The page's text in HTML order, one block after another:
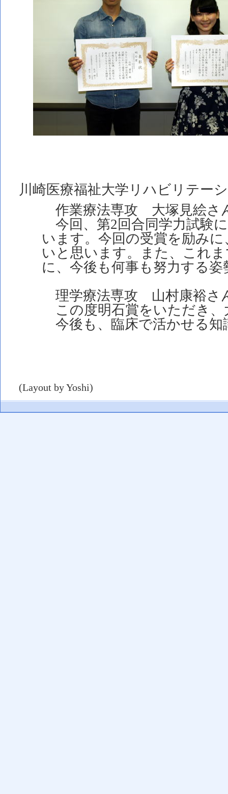
川崎医療福祉大学リハビリテー
作業療法専攻 大塚見絵さ
今回、第2回合同学力試験にお
います。今回の受賞を励みに、
いと思います。また、これまで
に、今後も何事も努力する姿勢
理学療法専攻 山村康裕さ
この度明石賞をいただき、大
今後も、臨床で活かせる知識
(Layout by Yoshi)